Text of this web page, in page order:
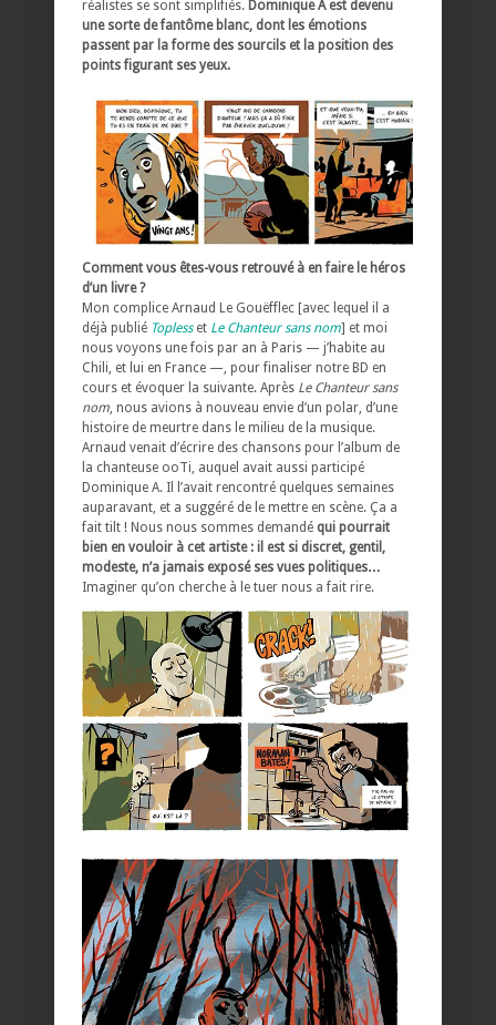
réalistes se sont simplifiés. Dominique A est devenu
une sorte de fantôme blanc, dont les émotions
passent par la forme des sourcils et la position des
points figurant ses yeux.
Comment vous êtes-vous retrouvé à en faire le héros
d’un livre ?
Mon complice Arnaud Le Gouëfflec [avec lequel il a
déjà publié Toplesset Le Chanteur sans nom] et moi
nous voyons une fois par an à Paris — j’habite au
Chili, et lui en France —, pour finaliser notre BD en
cours et évoquer la suivante. Après Le Chanteur sans
nom, nous avions à nouveau envie d’un polar, d’une
histoire de meurtre dans le milieu de la musique.
Arnaud venait d’écrire des chansons pour l’album de
la chanteuse ooTi, auquel avait aussi participé
Dominique A. Il l’avait rencontré quelques semaines
auparavant, et a suggéré de le mettre en scène. Ça a
fait tilt ! Nous nous sommes demandé qui pourrait
bien en vouloir à cet artiste : il est si discret, gentil,
modeste, n’a jamais exposé ses vues politiques…
Imaginer qu’on cherche à le tuer nous a fait rire.